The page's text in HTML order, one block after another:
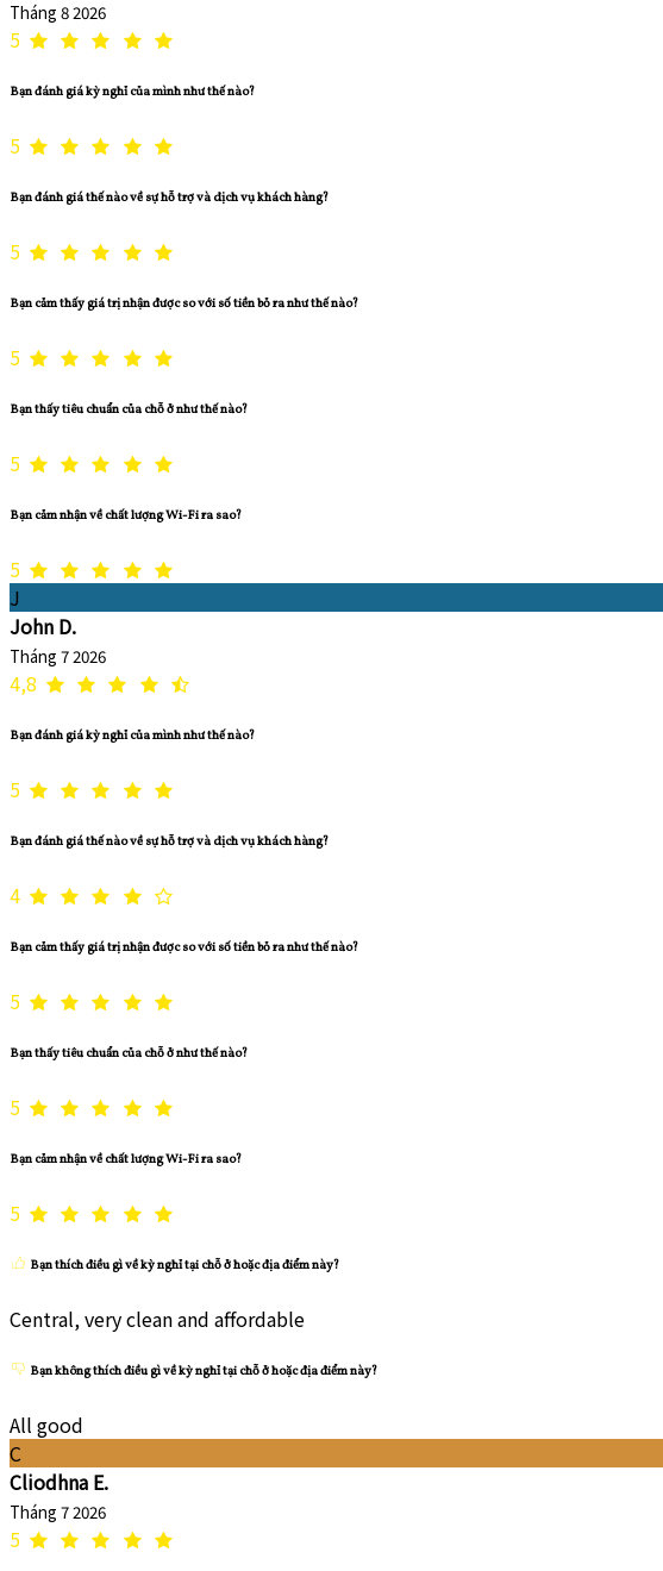
Tháng 8 2026
5
Bạn đánh giá kỳ nghỉ của mình như thế nào?
5
Bạn đánh giá thế nào về sự hỗ trợ và dịch vụ khách hàng?
5
Bạn cảm thấy giá trị nhận được so với số tiền bỏ ra như thế nào?
5
Bạn thấy tiêu chuẩn của chỗ ở như thế nào?
5
Bạn cảm nhận về chất lượng Wi-Fi ra sao?
5
J
John D.
Tháng 7 2026
4,8
Bạn đánh giá kỳ nghỉ của mình như thế nào?
5
Bạn đánh giá thế nào về sự hỗ trợ và dịch vụ khách hàng?
4
Bạn cảm thấy giá trị nhận được so với số tiền bỏ ra như thế nào?
5
Bạn thấy tiêu chuẩn của chỗ ở như thế nào?
5
Bạn cảm nhận về chất lượng Wi-Fi ra sao?
5
Bạn thích điều gì về kỳ nghỉ tại chỗ ở hoặc địa điểm này?
Central, very clean and affordable
Bạn không thích điều gì về kỳ nghỉ tại chỗ ở hoặc địa điểm này?
All good
C
Cliodhna E.
Tháng 7 2026
5